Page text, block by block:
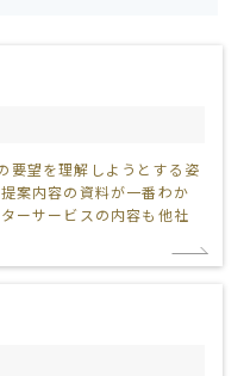
要望を理解しようとする姿
案内容の資料が一番わか
ーサービスの内容も他社